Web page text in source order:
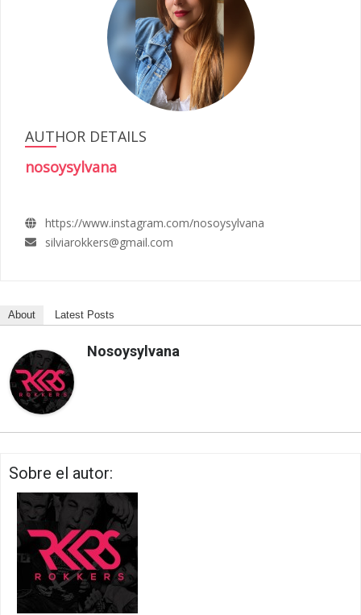
AUTHOR DETAILS
nosoysylvana
https://www.instagram.com/nosoysylvana
silviarokkers@gmail.com
About Latest Posts
Nosoysylvana
Sobre el autor: